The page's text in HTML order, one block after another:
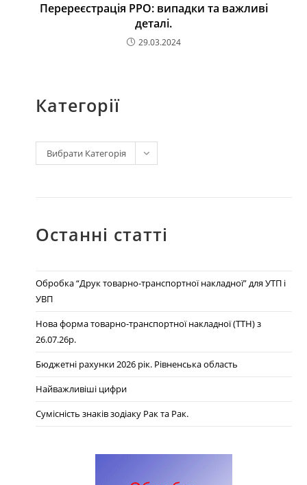
Перереєстрація РРО: випадки та важливі
деталі.
29.03.2024
Категорії
Вибрати Категорія
Останні статті
Обробка “Друк товарно-транспортної накладної” для УТП і
УВП
Нова форма товарно-транспортної накладної (ТТН) з
26.07.26р.
Бюджетні рахунки 2026 рік. Рівненська область
Найважливіші цифри
Сумісність знаків зодіаку Рак та Рак.